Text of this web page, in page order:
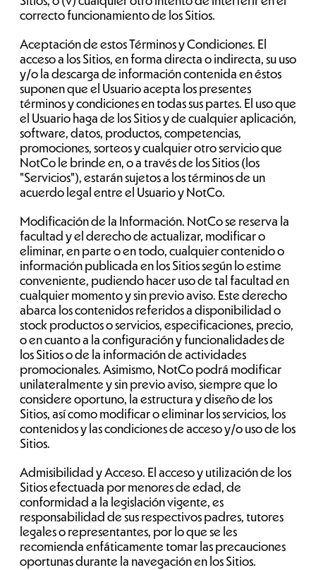
correcto funcionamiento de los Sitios.
Aceptación de estos Términos y Condiciones. El
acceso a los Sitios, en forma directa o indirecta, su uso
y/o la descarga de información contenida en éstos
suponen que el Usuario acepta los presentes
términos y condiciones en todas sus partes. El uso que
el Usuario haga de los Sitios y de cualquier aplicación,
software, datos, productos, competencias,
promociones, sorteos y cualquier otro servicio que
NotCo le brinde en, o a través de los Sitios (los
"Servicios"), estarán sujetos a los términos de un
acuerdo legal entre el Usuario y NotCo.
Modificación de la Información. NotCo se reserva la
facultad y el derecho de actualizar, modificar o
eliminar, en parte o en todo, cualquier contenido o
información publicada en los Sitios según lo estime
conveniente, pudiendo hacer uso de tal facultad en
cualquier momento y sin previo aviso. Este derecho
abarca los contenidos referidos a disponibilidad o
stock productos o servicios, especificaciones, precio,
o en cuanto a la configuración y funcionalidades de
los Sitios o de la información de actividades
promocionales. Asimismo, NotCo podrá modificar
unilateralmente y sin previo aviso, siempre que lo
considere oportuno, la estructura y diseño de los
Sitios, así como modificar o eliminar los servicios, los
contenidos y las condiciones de acceso y/o uso de los
Sitios.
Admisibilidad y Acceso. El acceso y utilización de los
Sitios efectuada por menores de edad, de
conformidad a la legislación vigente, es
responsabilidad de sus respectivos padres, tutores
legales o representantes, por lo que se les
recomienda enfáticamente tomar las precauciones
oportunas durante la navegación en los Sitios.